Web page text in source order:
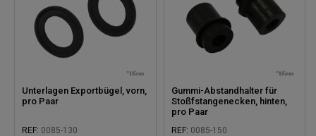
Unterlagen Exportbügel, vorn,
pro Paar
REF: 0085-130
Gummi-Abstandhalter für
Stoßfstangenecken, hinten,
pro Paar
REF: 0085-150